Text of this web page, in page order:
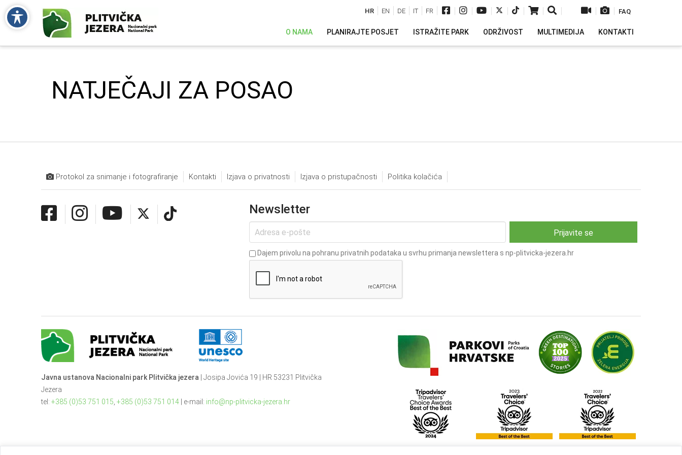
| | | | | | | | | FAQ
HR EN DE IT FR
O NAMA PLANIRAJTE POSJET ISTRAŽITE PARK ODRŽIVOST MULTIMEDIJA KONTAKTI
NATJEČAJI ZA POSAO
Protokol za snimanje i fotografiranje Kontakti Izjava o privatnosti Izjava o pristupačnosti Politika kolačića
Newsletter
Dajem privolu na pohranu privatnih podataka u svrhu primanja newslettera s np-plitvicka-jezera.hr
Javna ustanova Nacionalni park Plitvička jezera | Josipa Jovića 19 | HR 53231 Plitvička
Jezera
tel: +385 (0)53 751 015 +385 (0)53 751 014| e-mail: info@np-plitvicka-jezera.hr